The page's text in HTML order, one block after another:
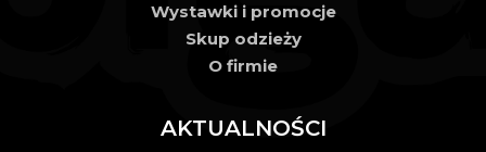
Wystawki i promocje
Skup odzieży
O firmie
AKTUALNOŚCI